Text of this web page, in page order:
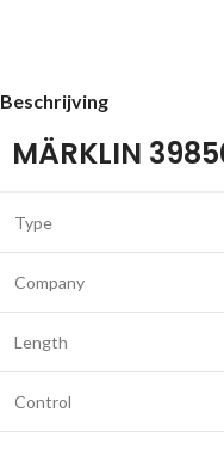
Beschrijving
MÄRKLIN
Type
Company
Length
Control